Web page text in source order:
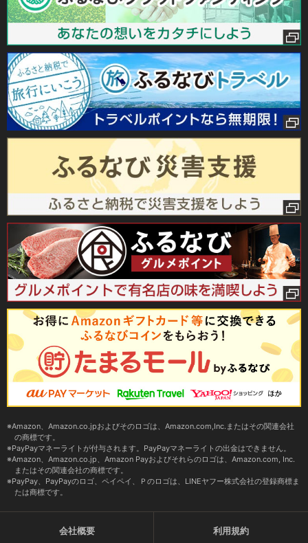
Amazon、Amazon.co.jpおよびそのロゴは、Amazon.com,Inc.またはその関連会社
の商標です。
PayPayマネーライトが付与されます。PayPayマネーライトの出金はできません。
Amazon、Amazon.co.jp、Amazon Payおよびそれらのロゴは、Amazon.com, Inc.
またはその関連会社の商標です。
PayPay、PayPayのロゴ、ペイペイ、Ｐのロゴは、LINEヤフー株式会社の登録商標ま
たは商標です。
会社概要 利用規約